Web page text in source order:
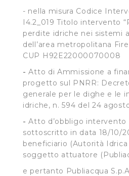
Cliccando su "Rifiuta" o sulla
destra in questo banner
la sola eccezione dei cookie
presente banner comporta il
navigazione in assenza di
tracciamento ad esclusione di
indispensabili per una corretta
- nella misura Codice
I4.2_019 Titolo intervento
perdite idriche nei sistemi
dell’area metropolitana
CUP H92E22000070008
-Atto di Ammissione a
progetto sul PNRR:
generale per le dighe e le
idriche, n. 594 del 24
-Atto d’obbligo intervento
sottoscritto in data 18/10/
beneficiario (Autorità Idrica
soggetto attuatore
e pertanto Publiacqua